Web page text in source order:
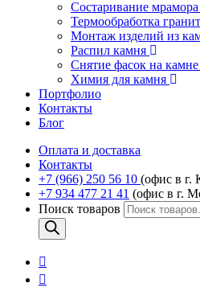
Состаривание
Термообработка
Монтаж изделий из
Распил камня
Снятие фасок на камне
Химия для камня
Портфолио
Контакты
Блог
Оплата и доставка
Контакты
+7 (966) 250 56 10 (офис в г.
+7 934 477 21 41 (офис в г.
Поиск товаров